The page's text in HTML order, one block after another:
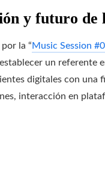
y futuro de
la “Music Session
un referente
digitales con una
interacción en